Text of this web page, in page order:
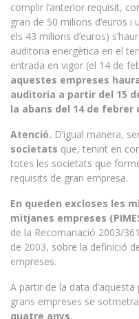
complir l’anterior requisit,
gran de 50 milions d’euros i
els 43 milions d’euros)
auditoria energètica en el
entrada en vigor (el 14 de
aquestes empreses
auditoria a partir del 15
la abans del 14 de febrer
Atenció. D’igual manera,
societats que, tenint en
totes les societats que
requisits de gran empresa.
En queden excloses les
mitjanes empreses
de la Recomanació 2003/
de 2003, sobre la definició
empreses.
A partir de la data
grans empreses se
quatre anys.